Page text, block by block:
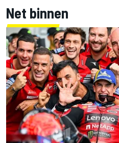
Net binnen